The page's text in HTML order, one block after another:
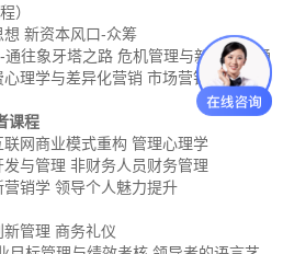
）
新资本风口-众筹
往象牙塔之路 危机管理与新媒体沟通
理学与差异化营销 市场营销与品牌传
课程
网商业模式重构 管理心理学
与管理 非财务人员财务管理
销学 领导个人魅力提升
管理 商务礼仪